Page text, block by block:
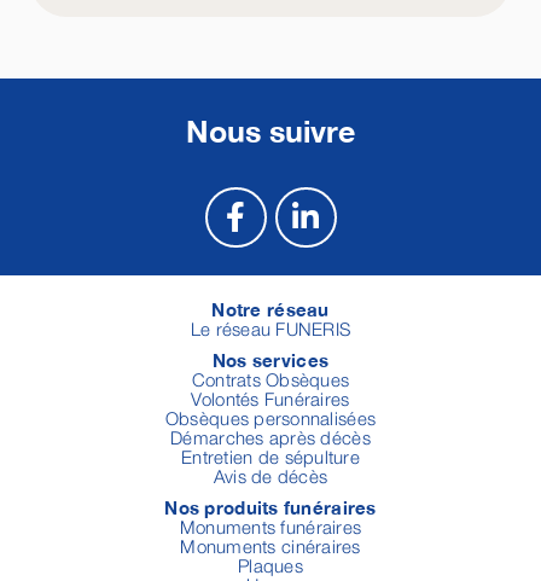
Nous suivre
Notre réseau
Le réseau FUNERIS
Nos services
Contrats Obsèques
Volontés Funéraires
Obsèques personnalisées
Démarches après décès
Entretien de sépulture
Avis de décès
Nos produits funéraires
Monuments funéraires
Monuments cinéraires
Plaques